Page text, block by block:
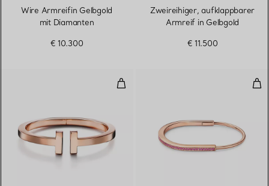
Wire Armreifin Gelbgold
mit Diamanten
€ 10.300
Zweireihiger, aufklappbarer
Armreif in Gelbgold
€ 11.500
Square Armreif in Roségold